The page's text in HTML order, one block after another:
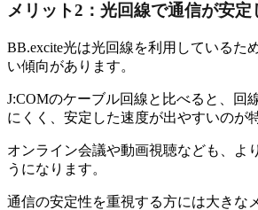
メリット2：光回線で通信が安定
BB.excite光は光回線を利用しているた
い傾向があります。
J:COMのケーブル回線と比べると、回
にくく、安定した速度が出やすいのが
オンライン会議や動画視聴なども、よ
うになります。
通信の安定性を重視する方には大きな